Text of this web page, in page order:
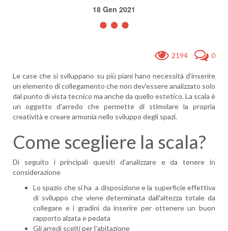
18 Gen 2021
2194 0
Le case che si sviluppano su più piani hano necessità d'inserire
un elemento di collegamento che non dev'essere analizzato solo
dal punto di vista tecnico ma anche da quello estetico. La scala è
un oggetto d'arredo che permette di stimolare la propria
creatività e creare armonia nello sviluppo degli spazi.
Come scegliere la scala?
Di seguito i principali quesiti d'analizzare e da tenere in
considerazione
Lo spazio che si ha a disposizione e la superficie effettiva
di sviluppo che viene determinata dall'altezza totale da
collegare e i gradini da inserire per ottenere un buon
rapporto alzata e pedata
Gli arredi scelti per l'abitazione